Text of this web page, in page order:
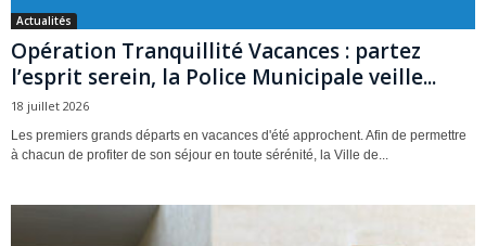
Actualités
Opération Tranquillité Vacances : partez
l’esprit serein, la Police Municipale veille...
18 juillet 2026
Les premiers grands départs en vacances d'été approchent. Afin de permettre
à chacun de profiter de son séjour en toute sérénité, la Ville de...